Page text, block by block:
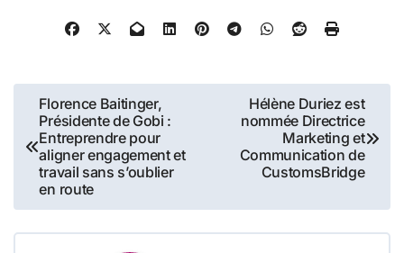
Navigation
l’article
Florence Baitinger,
Présidente de Gobi :
Entreprendre pour
aligner engagement et
travail sans s’oublier
en route
Hélène Duriez est
nommée Directrice
Marketing et
Communication de
CustomsBridge